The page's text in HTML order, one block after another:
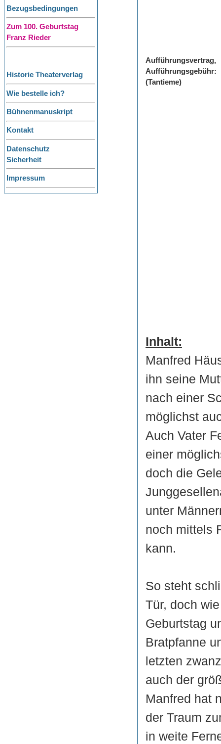
Bezugsbedingungen
Zum 100. Geburtstag
Franz Rieder
Historie Theaterverlag
Wie bestelle ich?
Bühnenmanuskript
Kontakt
Datenschutz
Sicherheit
Impressum
Aufführungsvertrag,
Aufführungsgebühr:
(Tantieme)
Inhalt:
Manfred
ihn seine
nach einer
möglichst
Auch Vater
einer
doch die
unter
noch mittels
kann.
So steht
Tür, doch
Geburtstag
Bratpfanne
letzten
auch der
Manfred hat
der Traum
in weite